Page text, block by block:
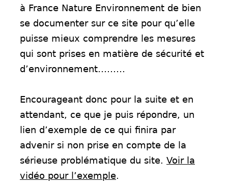
à France Nature Environnement de bien
se documenter sur ce site pour qu’elle
puisse mieux comprendre les mesures
qui sont prises en matière de sécurité et
d’environnement………
Encourageant donc pour la suite et en
attendant, ce que je puis répondre, un
lien d’exemple de ce qui finira par
advenir si non prise en compte de la
sérieuse problématique du site. Voir la
vidéo pour l’exemple.